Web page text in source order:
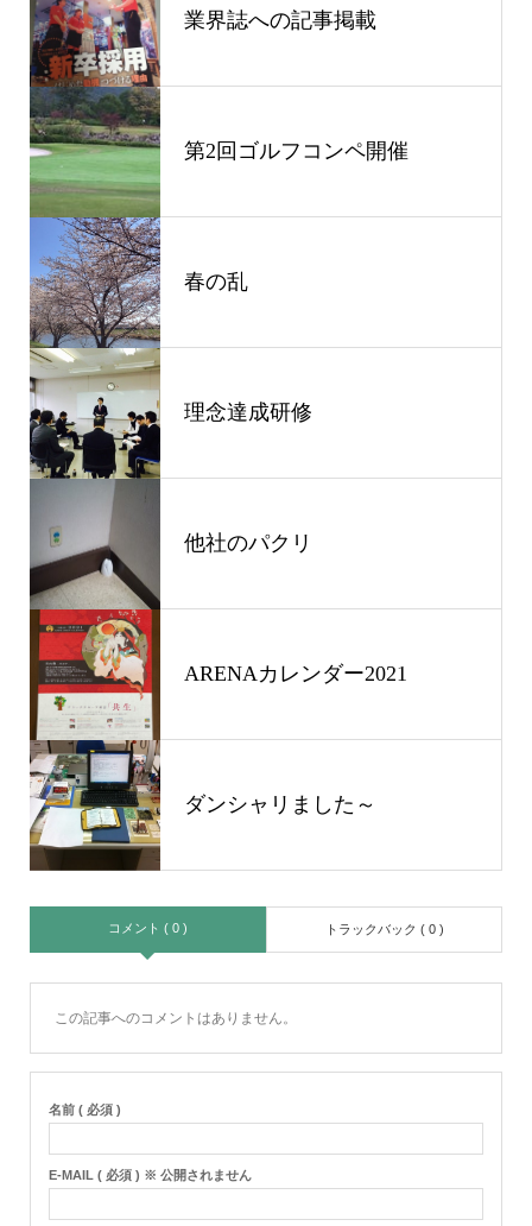
業界誌への記事掲載
第2回ゴルフコンペ開催
春の乱
理念達成研修
他社のパクリ
ARENAカレンダー2021
ダンシャリました～
コメント ( 0 ) トラックバック ( 0 )
この記事へのコメントはありません。
名前 ( 必須 )
E-MAIL ( 必須 ) ※ 公開されません